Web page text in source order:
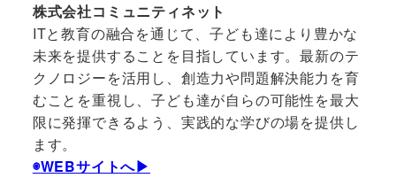
株式会社コミュニティネット
ITと教育の融合を通じて、子ども達により豊かな
未来を提供することを目指しています。最新のテ
クノロジーを活用し、創造力や問題解決能力を育
むことを重視し、子ども達が自らの可能性を最大
限に発揮できるよう、実践的な学びの場を提供し
ます。
◉WEBサイトへ▶︎